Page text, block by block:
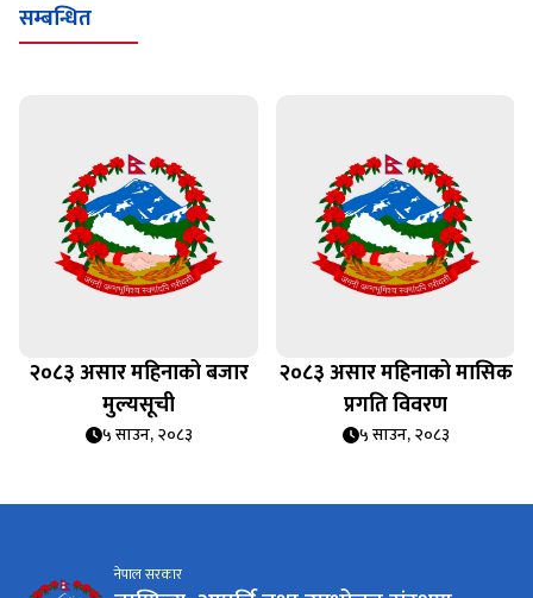
सम्बन्धित
२०८३ असार महिनाको बजार
मुल्यसूची
५ साउन, २०८३
२०८३ असार महिनाको मासिक
प्रगति विवरण
५ साउन, २०८३
नेपाल सरकार